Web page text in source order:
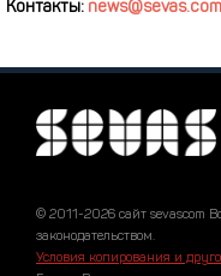
Контакты: news@sevas.com
© 2011-2026 сайт sevascom
законодательством.
Условия копирования и